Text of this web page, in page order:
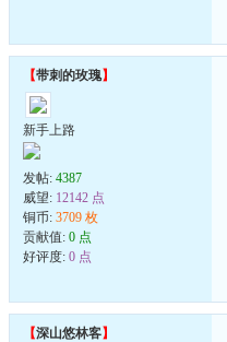
【带刺的玫瑰】
新手上路
发帖: 4387
威望: 12142 点
铜币: 3709 枚
贡献值: 0 点
好评度: 0 点
【深山悠林客】